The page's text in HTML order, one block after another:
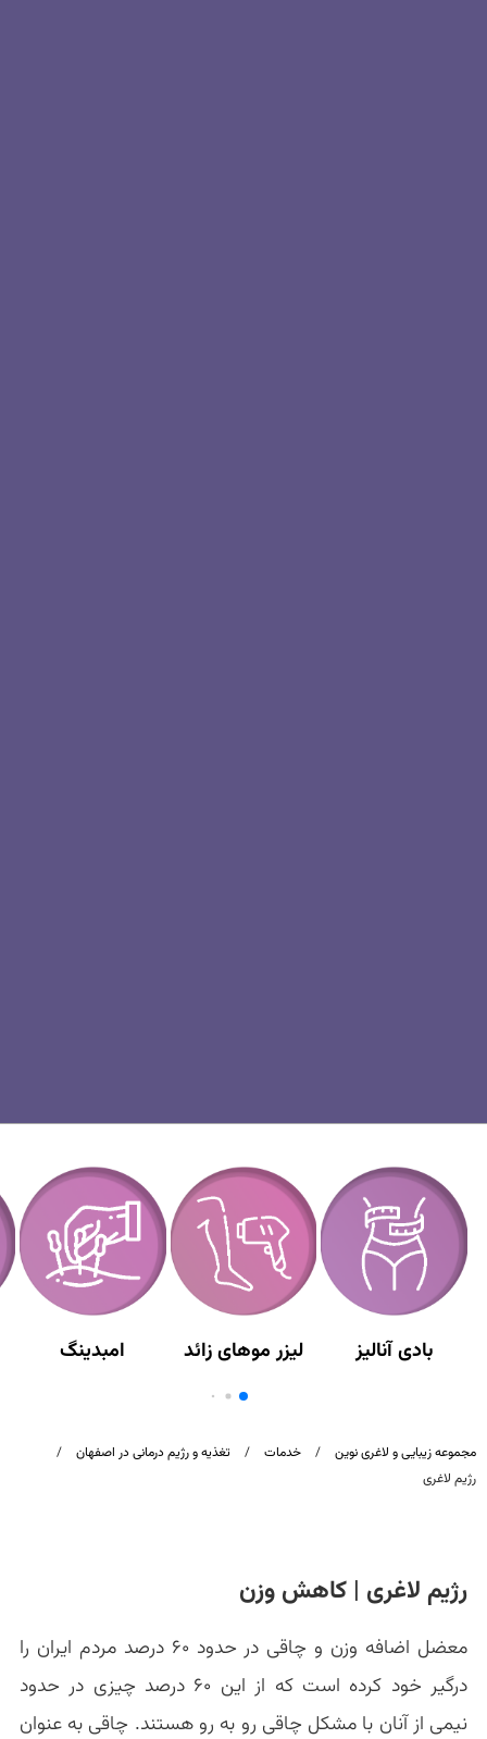
بادی آنالیز لیزر موهای زائد امبدینگ
مجموعه زیبایی و لاغری نوین / خدمات / تغذیه و رژیم درمانی در اصفهان
/
رژیم لاغری
رژیم لاغری | کاهش وزن
معضل اضافه وزن و چاقی در حدود ۶۰ درصد مردم ایران را
درگیر خود کرده است که از این ۶۰ درصد چیزی در حدود
نیمی از آنان با مشکل چاقی رو به رو هستند. چاقی به عنوان